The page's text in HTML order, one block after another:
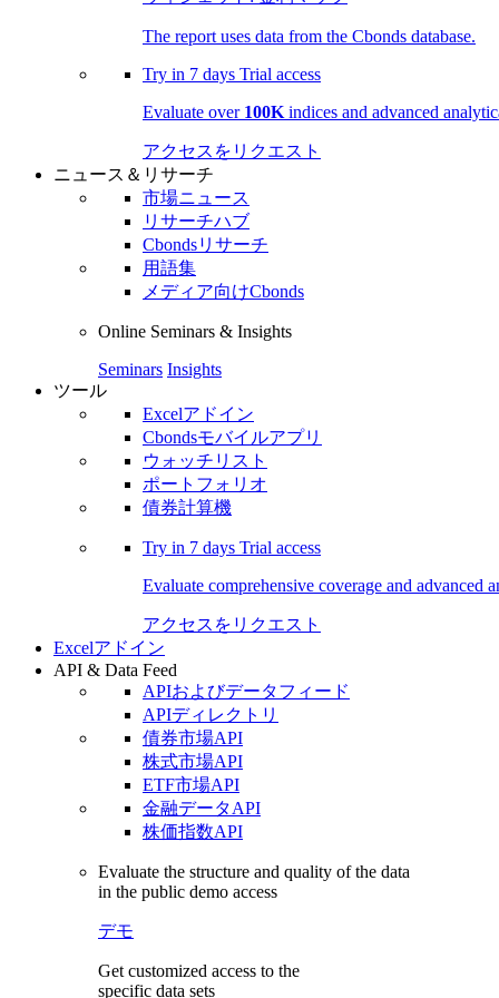
The report uses data from the Cbonds database.
Try in 7 days Trial access
Evaluate over 100K indices and advanced
アクセスをリクエスト
ニュース＆リサーチ
市場ニュース
リサーチハブ
Cbondsリサーチ
用語集
メディア向けCbonds
Online Seminars & Insights
Seminars Insights
ツール
Excelアドイン
Cbondsモバイルアプリ
ウォッチリスト
ポートフォリオ
債券計算機
Try in 7 days Trial access
Evaluate comprehensive coverage and advanced
アクセスをリクエスト
Excelアドイン
API & Data Feed
APIおよびデータフィード
APIディレクトリ
債券市場API
株式市場API
ETF市場API
金融データAPI
株価指数API
Evaluate the structure and quality of the data
in the public demo access
デモ
Get customized access to the
specific data sets